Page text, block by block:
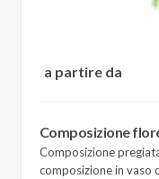
a partire da
Composizione
Composizione
composizione in vaso